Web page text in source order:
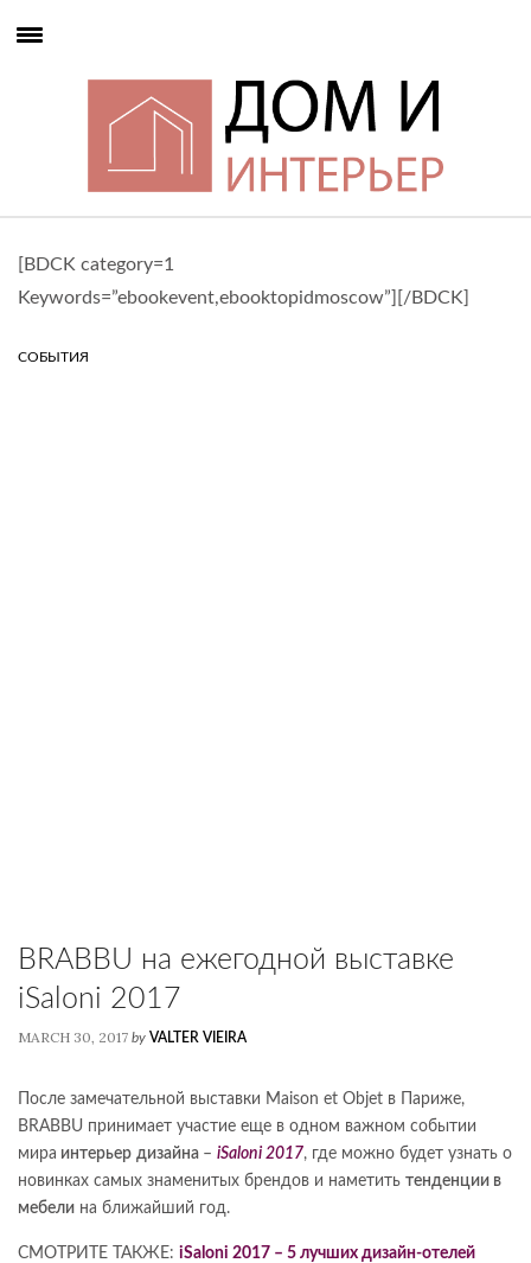
[BDCK category=1
Keywords=”ebookevent,ebooktopidmoscow”][/BDCK]
СОБЫТИЯ
BRABBU на ежегодной выставке
iSaloni 2017
MARCH 30, 2017 by VALTER VIEIRA
После замечательной выставки Maison et Objet в Париже,
BRABBU принимает участие еще в одном важном событии
мира интерьер дизайна – iSaloni 2017, где можно будет узнать о
новинках самых знаменитых брендов и наметить тенденции в
мебели на ближайший год.
СМОТРИТЕ ТАКЖЕ: iSaloni 2017 – 5 лучших дизайн-отелей